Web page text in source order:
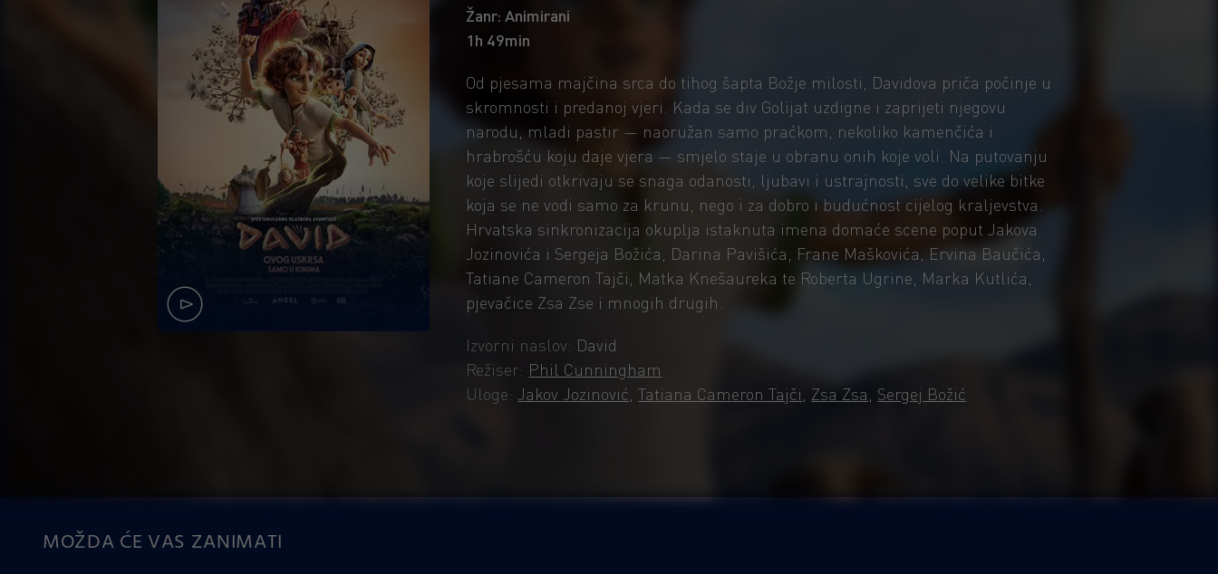
Žanr: Animirani
1h 49min
Od pjesama majčina srca do tihog šapta Božje milosti, Davidova priča počinje u
skromnosti i predanoj vjeri. Kada se div Golijat uzdigne i zaprijeti njegovu
narodu, mladi pastir — naoružan samo praćkom, nekoliko kamenčića i
hrabrošću koju daje vjera — smjelo staje u obranu onih koje voli. Na putovanju
koje slijedi otkrivaju se snaga odanosti, ljubavi i ustrajnosti, sve do velike bitke
koja se ne vodi samo za krunu, nego i za dobro i budućnost cijelog kraljevstva.
Hrvatska sinkronizacija okuplja istaknuta imena domaće scene poput Jakova
Jozinovića i Sergeja Božića, Darina Pavišića, Frane Maškovića, Ervina Baučića,
Tatiane Cameron Tajči, Matka Knešaureka te Roberta Ugrine, Marka Kutlića,
pjevačice Zsa Zse i mnogih drugih.
Izvorni naslov: David
Režiser: Phil Cunningham
Uloge: Jakov Jozinović ,Tatiana Cameron Tajči Zsa Zsa Sergej Božić
MOŽDA ĆE VAS ZANIMATI